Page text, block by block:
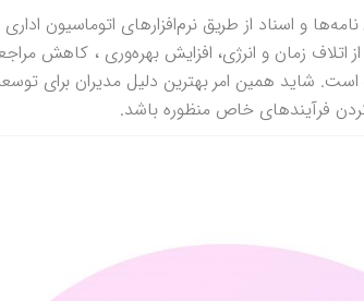
و اسناد از طریق نرم‌افزارهای اتوماسیون
اتلاف زمان و انرژی، افزایش بهره‌وری ، کاهش
شاید همین امر بهترین دلیل مدیران برای
کردن فرآیندهای خاص منظوره باشد.